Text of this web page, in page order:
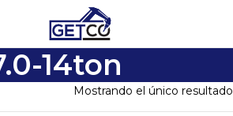
14ton
Mostrando el único resultado